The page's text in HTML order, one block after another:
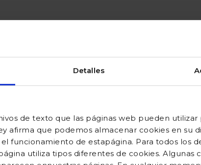
Detalles
de texto que las páginas web pueden
afirma que podemos almacenar cookies en su
funcionamiento de estapágina. Para todos los
utiliza tipos diferentes de cookies. Algunas